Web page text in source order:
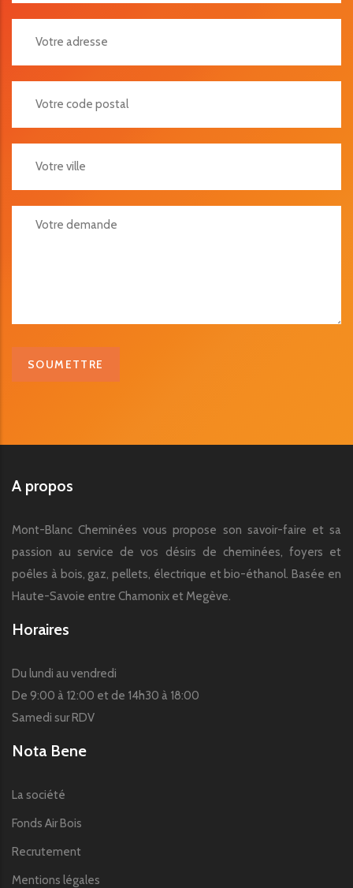
Votre Demande
A propos
Mont-Blanc Cheminées vous propose son savoir-faire et sa
passion au service de vos désirs de cheminées, foyers et
poêles à bois, gaz, pellets, électrique et bio-éthanol. Basée en
Haute-Savoie entre Chamonix et Megève.
Horaires
Du lundi au vendredi
De 9:00 à 12:00 et de 14h30 à 18:00
Samedi sur RDV
Nota Bene
La société
Fonds Air Bois
Recrutement
Mentions légales